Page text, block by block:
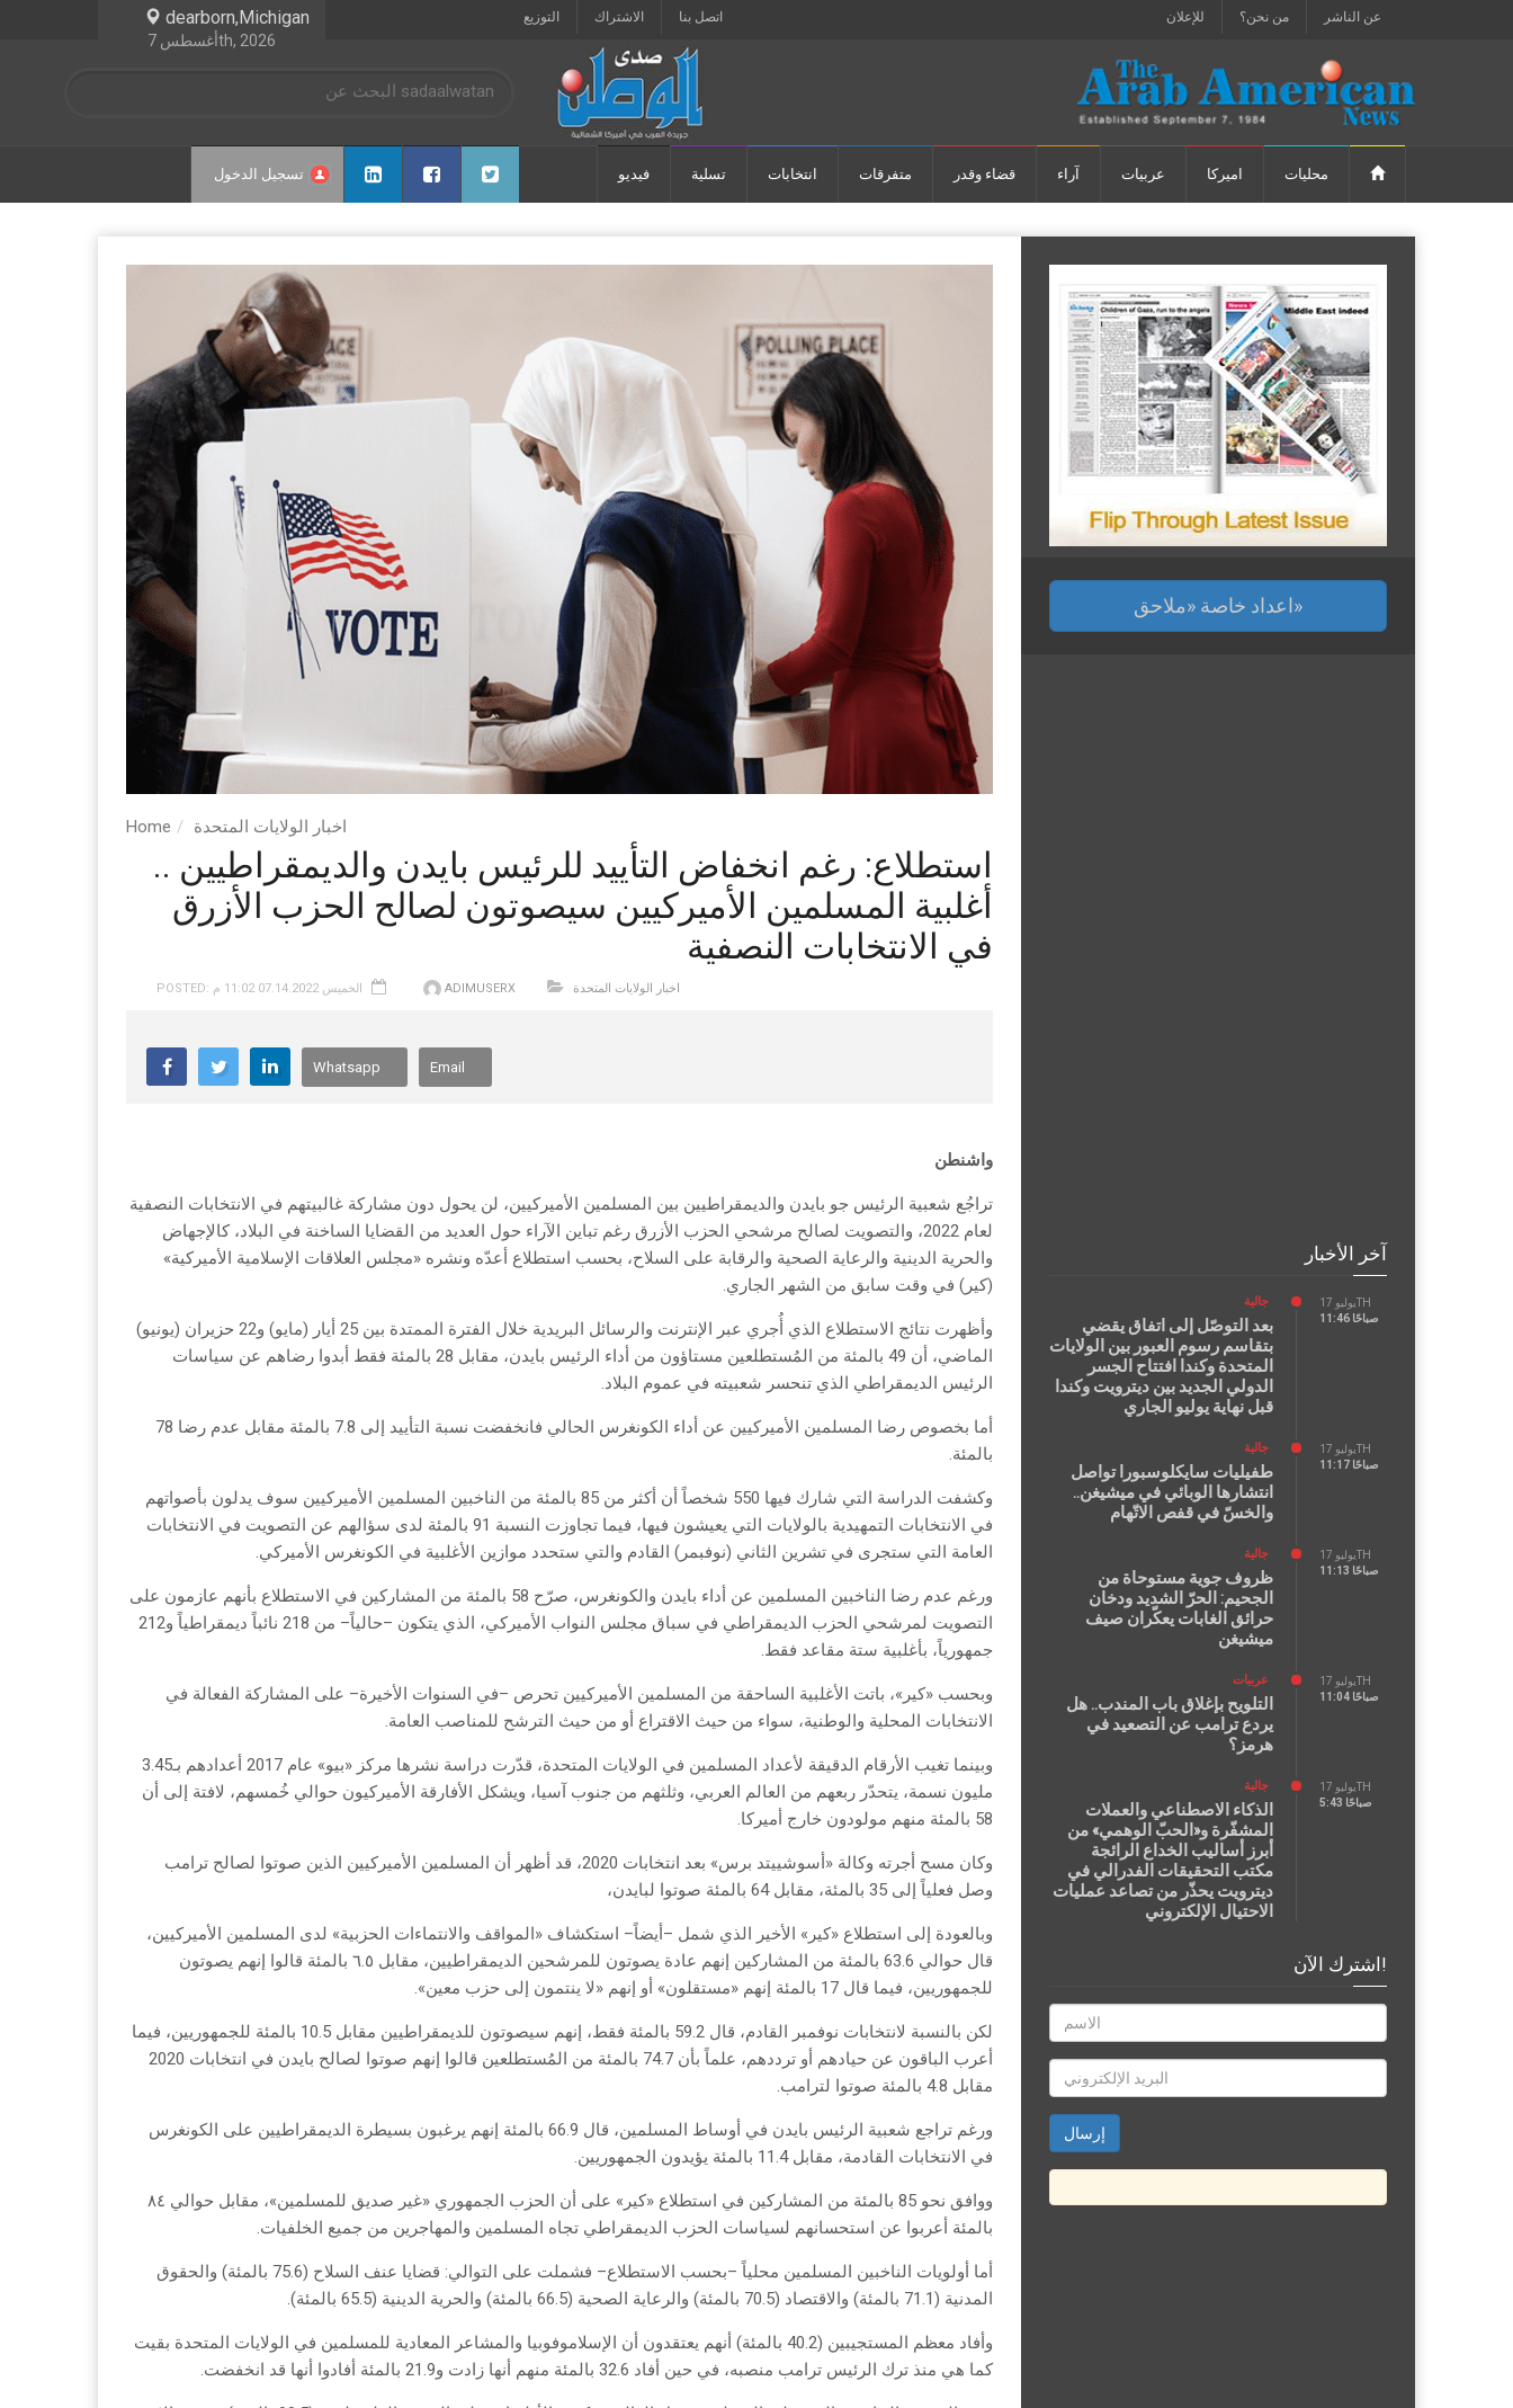
dearborn,Michigan
أغسطس 7th, 2026
اتصل بنا الاشتراك التوزيع عن الناشر من نحن؟ للإعلان
تسجيل الدخول محليات اميركا عربيات آراء قضاء وقدر متفرقات انتخابات تسلية فيديو
Home اخبار الولايات المتحدة
استطلاع: رغم انخفاض التأييد للرئيس بايدن والديمقراطيين ..
أغلبية المسلمين الأميركيين سيصوتون لصالح الحزب الأزرق
في الانتخابات النصفية
POSTED: الخميس 07.14.2022 11:02 م ADIMUSERX اخبار الولايات المتحدة
Whatsapp Email
واشنطن
تراجُع شعبية الرئيس جو بايدن والديمقراطيين بين المسلمين الأميركيين، لن يحول دون مشاركة غالبيتهم في الانتخابات النصفية
لعام 2022، والتصويت لصالح مرشحي الحزب الأزرق رغم تباين الآراء حول العديد من القضايا الساخنة في البلاد، كالإجهاض
والحرية الدينية والرعاية الصحية والرقابة على السلاح، بحسب استطلاع أعدّه ونشره «مجلس العلاقات الإسلامية الأميركية»
(كير) في وقت سابق من الشهر الجاري.
وأظهرت نتائج الاستطلاع الذي أُجري عبر الإنترنت والرسائل البريدية خلال الفترة الممتدة بين 25 أيار (مايو) و22 حزيران (يونيو)
الماضي، أن 49 بالمئة من المُستطلعين مستاؤون من أداء الرئيس بايدن، مقابل 28 بالمئة فقط أبدوا رضاهم عن سياسات
الرئيس الديمقراطي الذي تنحسر شعبيته في عموم البلاد.
أما بخصوص رضا المسلمين الأميركيين عن أداء الكونغرس الحالي فانخفضت نسبة التأييد إلى 7.8 بالمئة مقابل عدم رضا 78
بالمئة.
وكشفت الدراسة التي شارك فيها 550 شخصاً أن أكثر من 85 بالمئة من الناخبين المسلمين الأميركيين سوف يدلون بأصواتهم
في الانتخابات التمهيدية بالولايات التي يعيشون فيها، فيما تجاوزت النسبة 91 بالمئة لدى سؤالهم عن التصويت في الانتخابات
العامة التي ستجرى في تشرين الثاني (نوفبمر) القادم والتي ستحدد موازين الأغلبية في الكونغرس الأميركي.
ورغم عدم رضا الناخبين المسلمين عن أداء بايدن والكونغرس، صرّح 58 بالمئة من المشاركين في الاستطلاع بأنهم عازمون على
التصويت لمرشحي الحزب الديمقراطي في سباق مجلس النواب الأميركي، الذي يتكون –حالياً– من 218 نائباً ديمقراطياً و212
جمهورياً، بأغلبية ستة مقاعد فقط.
وبحسب «كير»، باتت الأغلبية الساحقة من المسلمين الأميركيين تحرص –في السنوات الأخيرة– على المشاركة الفعالة في
الانتخابات المحلية والوطنية، سواء من حيث الاقتراع أو من حيث الترشح للمناصب العامة.
وبينما تغيب الأرقام الدقيقة لأعداد المسلمين في الولايات المتحدة، قدّرت دراسة نشرها مركز «بيو» عام 2017 أعدادهم بـ3.45
مليون نسمة، يتحدّر ربعهم من العالم العربي، وثلثهم من جنوب آسيا، ويشكل الأفارقة الأميركيون حوالي خُمسهم، لافتة إلى أن
58 بالمئة منهم مولودون خارج أميركا.
وكان مسح أجرته وكالة «أسوشييتد برس» بعد انتخابات 2020، قد أظهر أن المسلمين الأميركيين الذين صوتوا لصالح ترامب
وصل فعلياً إلى 35 بالمئة، مقابل 64 بالمئة صوتوا لبايدن،
وبالعودة إلى استطلاع «كير» الأخير الذي شمل –أيضاً– استكشاف «المواقف والانتماءات الحزبية» لدى المسلمين الأميركيين،
قال حوالي 63.6 بالمئة من المشاركين إنهم عادة يصوتون للمرشحين الديمقراطيين، مقابل ٦.٥ بالمئة قالوا إنهم يصوتون
للجمهوريين، فيما قال 17 بالمئة إنهم «مستقلون» أو إنهم «لا ينتمون إلى حزب معين».
لكن بالنسبة لانتخابات نوفمبر القادم، قال 59.2 بالمئة فقط، إنهم سيصوتون للديمقراطيين مقابل 10.5 بالمئة للجمهوريين، فيما
أعرب الباقون عن حيادهم أو ترددهم، علماً بأن 74.7 بالمئة من المُستطلعين قالوا إنهم صوتوا لصالح بايدن في انتخابات 2020
مقابل 4.8 بالمئة صوتوا لترامب.
ورغم تراجع شعبية الرئيس بايدن في أوساط المسلمين، قال 66.9 بالمئة إنهم يرغبون بسيطرة الديمقراطيين على الكونغرس
في الانتخابات القادمة، مقابل 11.4 بالمئة يؤيدون الجمهوريين.
ووافق نحو 85 بالمئة من المشاركين في استطلاع «كير» على أن الحزب الجمهوري «غير صديق للمسلمين»، مقابل حوالي ٨٤
بالمئة أعربوا عن استحسانهم لسياسات الحزب الديمقراطي تجاه المسلمين والمهاجرين من جميع الخلفيات.
أما أولويات الناخبين المسلمين محلياً –بحسب الاستطلاع– فشملت على التوالي: قضايا عنف السلاح (75.6 بالمئة) والحقوق
المدنية (71.1 بالمئة) والاقتصاد (70.5 بالمئة) والرعاية الصحية (66.5 بالمئة) والحرية الدينية (65.5 بالمئة).
وأفاد معظم المستجيبين (40.2 بالمئة) أنهم يعتقدون أن الإسلاموفوبيا والمشاعر المعادية للمسلمين في الولايات المتحدة بقيت
كما هي منذ ترك الرئيس ترامب منصبه، في حين أفاد 32.6 بالمئة منهم أنها زادت و21.9 بالمئة أفادوا أنها قد انخفضت.
اعداد خاصة «ملاحق»
آخر الأخبار
يوليو 17TH
11:46 صباحًا
جالية
بعد التوصّل إلى اتفاق يقضي
بتقاسم رسوم العبور بين الولايات
المتحدة وكندا افتتاح الجسر
الدولي الجديد بين ديترويت وكندا
قبل نهاية يوليو الجاري
يوليو 17TH
11:17 صباحًا
جالية
طفيليات سايكلوسبورا تواصل
انتشارها الوبائي في ميشيغن..
والخسّ في قفص الاتّهام
يوليو 17TH
11:13 صباحًا
جالية
ظروف جوية مستوحاة من
الجحيم: الحرّ الشديد ودخان
حرائق الغابات يعكّران صيف
ميشيغن
يوليو 17TH
11:04 صباحًا
عربيات
التلويح بإغلاق باب المندب.. هل
يردع ترامب عن التصعيد في
هرمز؟
يوليو 17TH
5:43 صباحًا
جالية
الذكاء الاصطناعي والعملات
المشفّرة و«الحبّ الوهمي» من
أبرز أساليب الخداع الرائجة
مكتب التحقيقات الفدرالي في
ديترويت يحذّر من تصاعد عمليات
الاحتيال الإلكتروني
اشترك الآن!